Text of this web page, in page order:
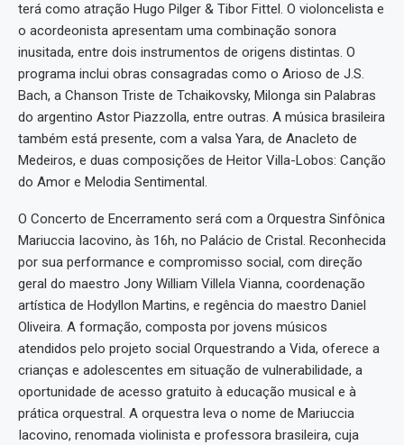
terá como atração Hugo Pilger & Tibor Fittel. O violoncelista e
o acordeonista apresentam uma combinação sonora
inusitada, entre dois instrumentos de origens distintas. O
programa inclui obras consagradas como o Arioso de J.S.
Bach, a Chanson Triste de Tchaikovsky, Milonga sin Palabras
do argentino Astor Piazzolla, entre outras. A música brasileira
também está presente, com a valsa Yara, de Anacleto de
Medeiros, e duas composições de Heitor Villa-Lobos: Canção
do Amor e Melodia Sentimental.
O Concerto de Encerramento será com a Orquestra Sinfônica
Mariuccia Iacovino, às 16h, no Palácio de Cristal. Reconhecida
por sua performance e compromisso social, com direção
geral do maestro Jony William Villela Vianna, coordenação
artística de Hodyllon Martins, e regência do maestro Daniel
Oliveira. A formação, composta por jovens músicos
atendidos pelo projeto social Orquestrando a Vida, oferece a
crianças e adolescentes em situação de vulnerabilidade, a
oportunidade de acesso gratuito à educação musical e à
prática orquestral. A orquestra leva o nome de Mariuccia
Iacovino, renomada violinista e professora brasileira, cuja